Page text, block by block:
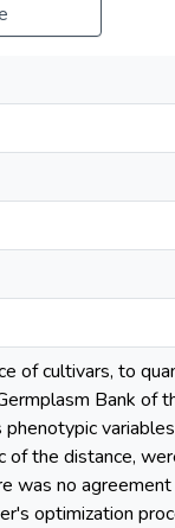
of cultivars, to
Bank of
the distance,
was no
optimization